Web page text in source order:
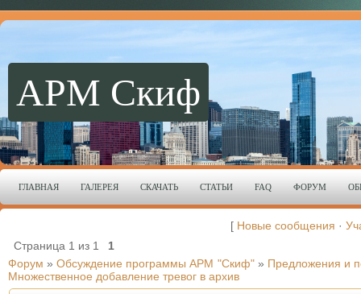
АРМ Скиф
ГЛАВНАЯ ГАЛЕРЕЯ СКАЧАТЬ СТАТЬИ FAQ ФОРУМ
[ Новые сообщения ·
Страница 1 из 1
1
Форум » Обсуждение программы АРМ "Скиф" » Предложения и
Множественное добавление тревог в архив